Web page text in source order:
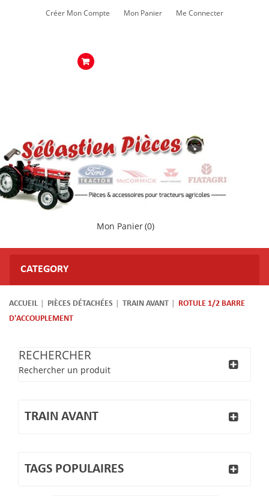
Créer Mon Compte Mon Panier Me Connecter
Mon Panier(0)
CATEGORY
ACCUEIL PIÈCES DÉTACHÉES TRAIN AVANT
ROTULE 1/2 BARRE
D'ACCOUPLEMENT
RECHERCHER
Rechercher un produit
TRAIN AVANT
TAGS POPULAIRES